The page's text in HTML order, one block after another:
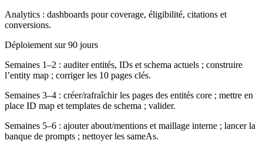
Analytics : dashboards pour coverage, éligibilité, citations et
conversions.
Déploiement sur 90 jours
Semaines 1–2 : auditer entités, IDs et schema actuels ; construire
l’entity map ; corriger les 10 pages clés.
Semaines 3–4 : créer/rafraîchir les pages des entités core ; mettre en
place ID map et templates de schema ; valider.
Semaines 5–6 : ajouter about/mentions et maillage interne ; lancer la
banque de prompts ; nettoyer les sameAs.